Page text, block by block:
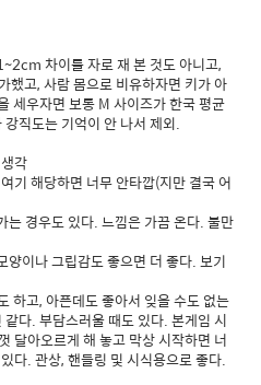
차이를 자로 재 본 것도 아니고,
했고, 사람 몸으로 비유하자면 키가 아
세우자면 보통 M 사이즈가 한국 평균
직도는 기억이 안 나서 제외.
각
기 해당하면 너무 안타깝(지만 결국 어
는 경우도 있다. 느낌은 가끔 온다. 불만
이나 그립감도 좋으면 더 좋다. 보기
하고, 아픈데도 좋아서 잊을 수도 없는
다. 부담스러울 때도 있다. 본게임 시
달아오르게 해 놓고 막상 시작하면 너
다. 관상, 핸들링 및 시식용으로 좋다.